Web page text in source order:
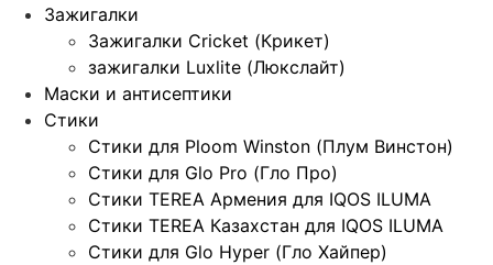
Зажигалки
Зажигалки Cricket (Крикет)
зажигалки Luxlite (Люкслайт)
Маски и антисептики
Стики
Стики для Ploom Winston (Плум Винстон)
Стики для Glo Pro (Гло Про)
Стики TEREA Армения для IQOS ILUMA
Стики TEREA Казахстан для IQOS ILUMA
Стики для Glo Hyper (Гло Хайпер)